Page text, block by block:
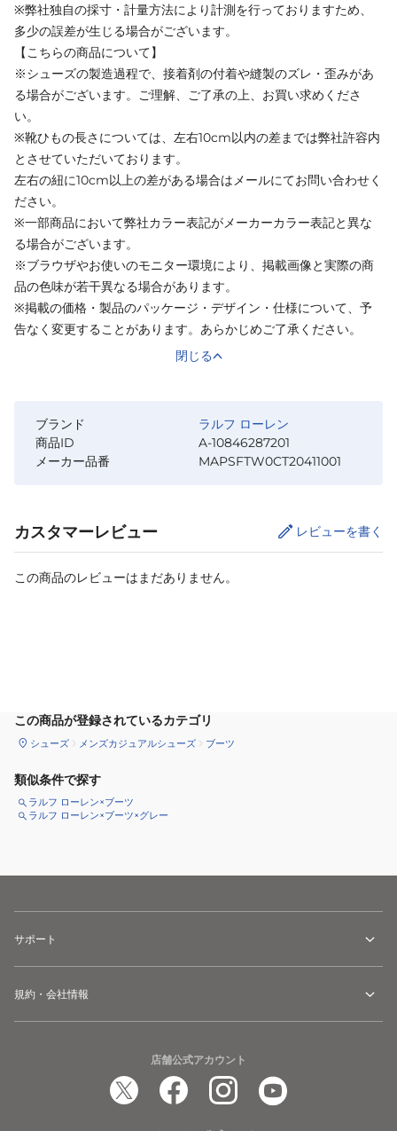
※弊社独自の採寸・計量方法により計測を行っておりますため、
多少の誤差が生じる場合がございます。
【こちらの商品について】
※シューズの製造過程で、接着剤の付着や縫製のズレ・歪みがあ
る場合がございます。ご理解、ご了承の上、お買い求めくださ
い。
※靴ひもの長さについては、左右10cm以内の差までは弊社許容内
とさせていただいております。
左右の紐に10cm以上の差がある場合はメールにてお問い合わせく
ださい。
※一部商品において弊社カラー表記がメーカーカラー表記と異な
る場合がございます。
※ブラウザやお使いのモニター環境により、掲載画像と実際の商
品の色味が若干異なる場合があります。
※掲載の価格・製品のパッケージ・デザイン・仕様について、予
告なく変更することがあります。あらかじめご了承ください。
閉じる
ブランド
ラルフ ローレン
商品ID
A-10846287201
メーカー品番
MAPSFTW0CT20411001
カスタマーレビュー レビューを書く
この商品のレビューはまだありません。
この商品が登録されているカテゴリ
シューズ メンズカジュアルシューズ ブーツ
類似条件で探す
ラルフ ローレン×ブーツ
ラルフ ローレン×ブーツ×グレー
サポート
規約・会社情報
店舗公式アカウント